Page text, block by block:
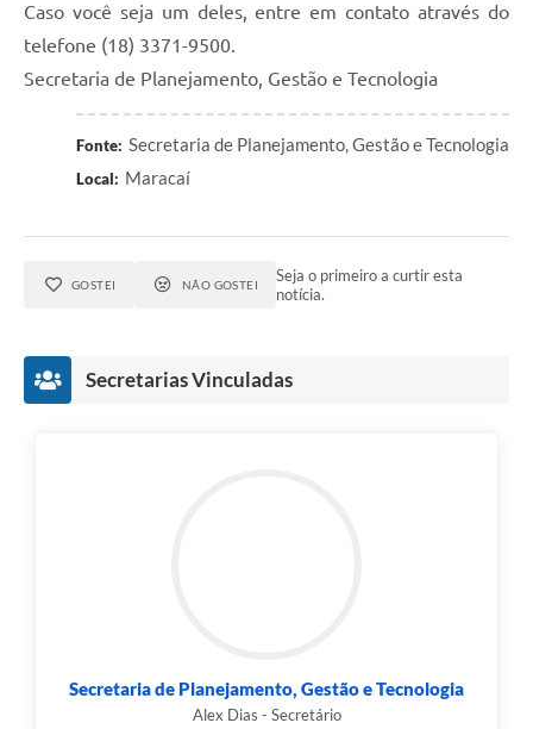
Caso você seja um deles, entre em contato através do
telefone (18) 3371-9500.
Secretaria de Planejamento, Gestão e Tecnologia
Fonte: Secretaria de Planejamento, Gestão e Tecnologia
Local: Maracaí
GOSTEI NÃO GOSTEI
Seja o primeiro a curtir esta
notícia.
Secretarias Vinculadas
Secretaria de Planejamento, Gestão e Tecnologia
Alex Dias - Secretário